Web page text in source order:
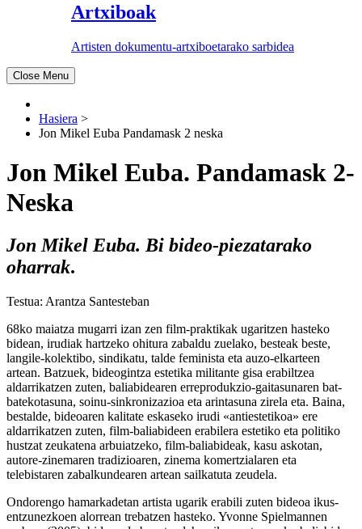
Artxiboak
Artisten dokumentu-artxiboetarako sarbidea
Close Menu
Hasiera >
Jon Mikel Euba Pandamask 2 neska
Jon Mikel Euba. Pandamask 2-
Neska
Jon Mikel Euba. Bi bideo-piezatarako
oharrak.
Testua: Arantza Santesteban
68ko maiatza mugarri izan zen film-praktikak ugaritzen hasteko
bidean, irudiak hartzeko ohitura zabaldu zuelako, besteak beste,
langile-kolektibo, sindikatu, talde feminista eta auzo-elkarteen
artean. Batzuek, bideogintza estetika militante gisa erabiltzea
aldarrikatzen zuten, baliabidearen erreprodukzio-gaitasunaren bat-
batekotasuna, soinu-sinkronizazioa eta arintasuna zirela eta. Baina,
bestalde, bideoaren kalitate eskaseko irudi «antiestetikoa» ere
aldarrikatzen zuten, film-baliabideen erabilera estetiko eta politiko
hustzat zeukatena arbuiatzeko, film-baliabideak, kasu askotan,
autore-zinemaren tradizioaren, zinema komertzialaren eta
telebistaren zabalkundearen artean sailkatuta zeudela.
Ondorengo hamarkadetan artista ugarik erabili zuten bideoa ikus-
entzunezkoen alorrean trebatzen hasteko. Yvonne Spielmannen